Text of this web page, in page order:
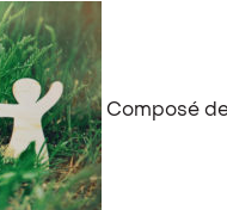
Composé